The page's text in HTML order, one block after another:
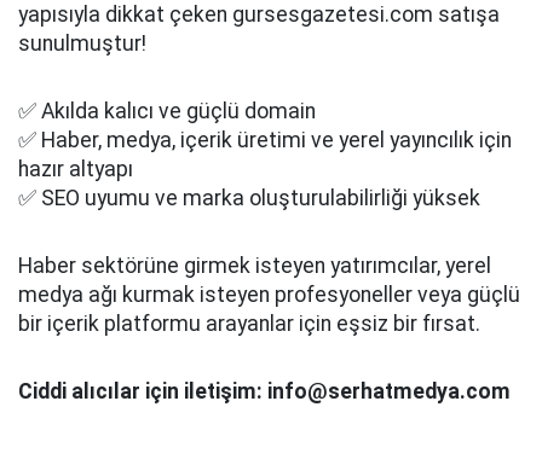
yapısıyla dikkat çeken gursesgazetesi.com satışa
sunulmuştur!
✅ Akılda kalıcı ve güçlü domain
✅ Haber, medya, içerik üretimi ve yerel yayıncılık için
hazır altyapı
✅ SEO uyumu ve marka oluşturulabilirliği yüksek
Haber sektörüne girmek isteyen yatırımcılar, yerel
medya ağı kurmak isteyen profesyoneller veya güçlü
bir içerik platformu arayanlar için eşsiz bir fırsat.
Ciddi alıcılar için iletişim: info@serhatmedya.com